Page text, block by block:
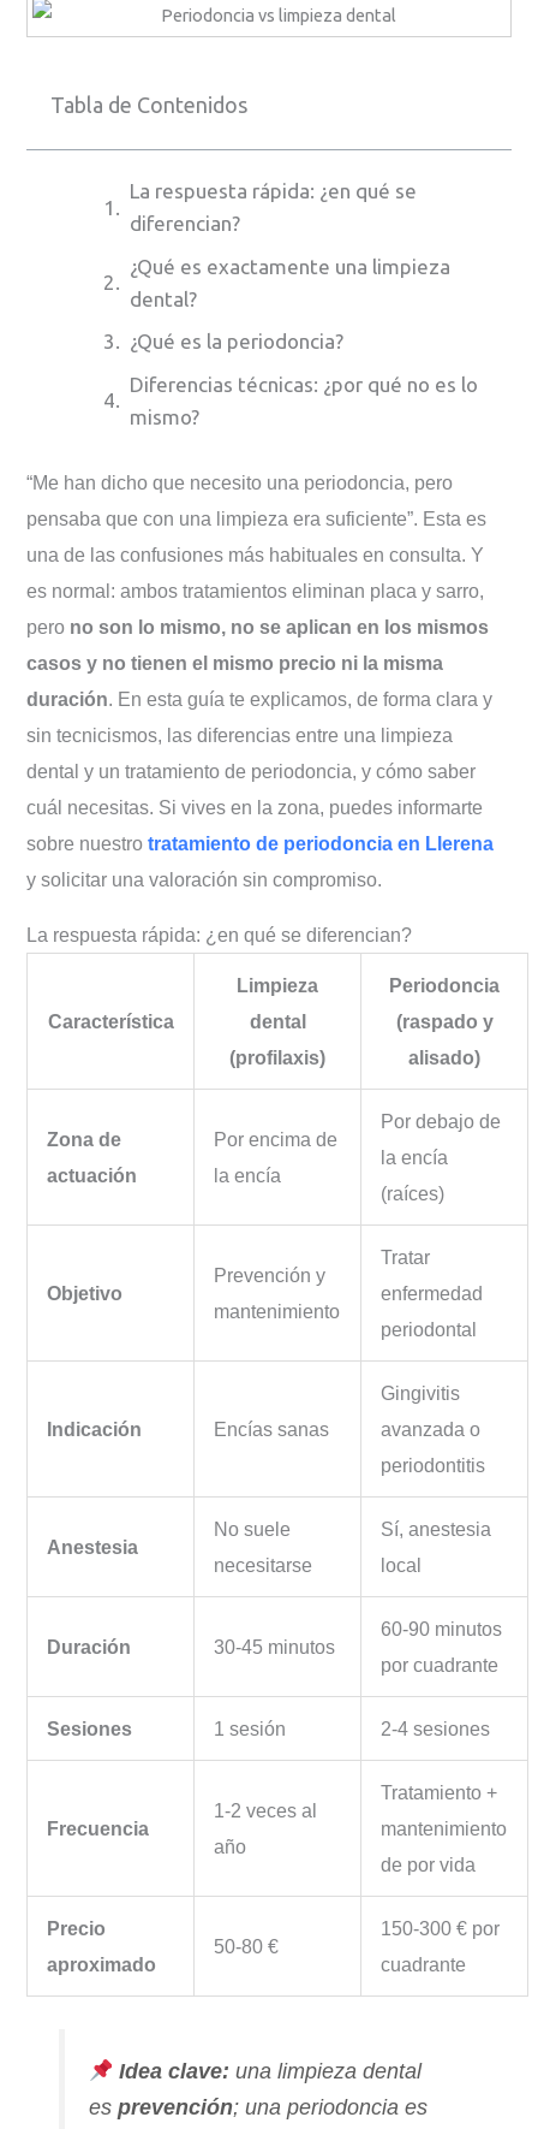
Tabla de Contenidos
La respuesta rápida: ¿en qué se
diferencian?
¿Qué es exactamente una limpieza
dental?
¿Qué es la periodoncia?
Diferencias técnicas: ¿por qué no es lo
mismo?
necesito periodoncia?
¿Y la limpieza profunda? ¿Es lo mismo
Mitos frecuentes sobre limpieza
dental y periodoncia
Preguntas frecuentes (FAQ)
“Me han dicho que necesito una periodoncia, pero
pensaba que con una limpieza era suficiente”. Esta es
una de las confusiones más habituales en consulta. Y
es normal: ambos tratamientos eliminan placa y sarro,
pero no son lo mismo, no se aplican en los mismos
casos y no tienen el mismo precio ni la misma
duración. En esta guía te explicamos, de forma clara y
sin tecnicismos, las diferencias entre una limpieza
dental y un tratamiento de periodoncia, y cómo saber
cuál necesitas. Si vives en la zona, puedes informarte
sobre nuestrotratamiento de periodoncia en Llerena
y solicitar una valoración sin compromiso.
La respuesta rápida: ¿en qué se diferencian?
Característica
Limpieza
dental
(profilaxis)
Periodoncia
(raspado y
alisado)
Zona de
actuación
Por encima de
la encía
Por debajo de
la encía
(raíces)
Objetivo
Prevención y
mantenimiento
Tratar
enfermedad
periodontal
Indicación Encías sanas
Gingivitis
avanzada o
periodontitis
Anestesia
No suele
necesitarse
Sí, anestesia
local
Duración 30-45 minutos
60-90 minutos
por cuadrante
Sesiones 1 sesión 2-4 sesiones
Frecuencia
1-2 veces al
año
Tratamiento +
mantenimiento
de por vida
Precio
aproximado
50-80 €
150-300 € por
cuadrante
Idea clave: una limpieza dental
es prevención; una periodoncia es